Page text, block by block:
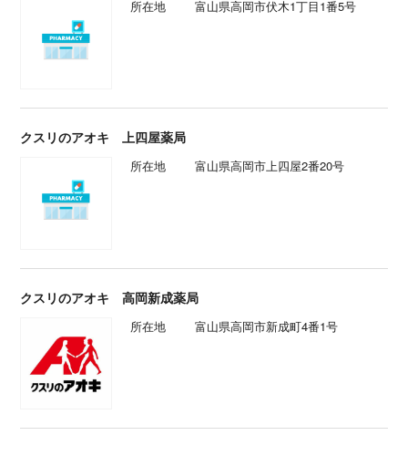
所在地 富山県高岡市伏木1丁目1番5号
クスリのアオキ 上四屋薬局
所在地 富山県高岡市上四屋2番20号
クスリのアオキ 高岡新成薬局
所在地 富山県高岡市新成町4番1号